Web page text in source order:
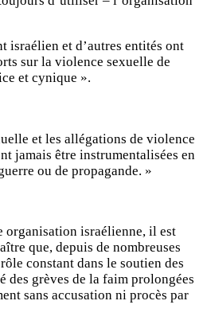
israélien et d’autres entités ont
sur la violence sexuelle de
et cynique ».
et les allégations de violence
jamais être instrumentalisées en
ou de propagande. »
organisation israélienne, il est
que, depuis de nombreuses
constant dans le soutien des
des grèves de la faim prolongées
sans accusation ni procès par